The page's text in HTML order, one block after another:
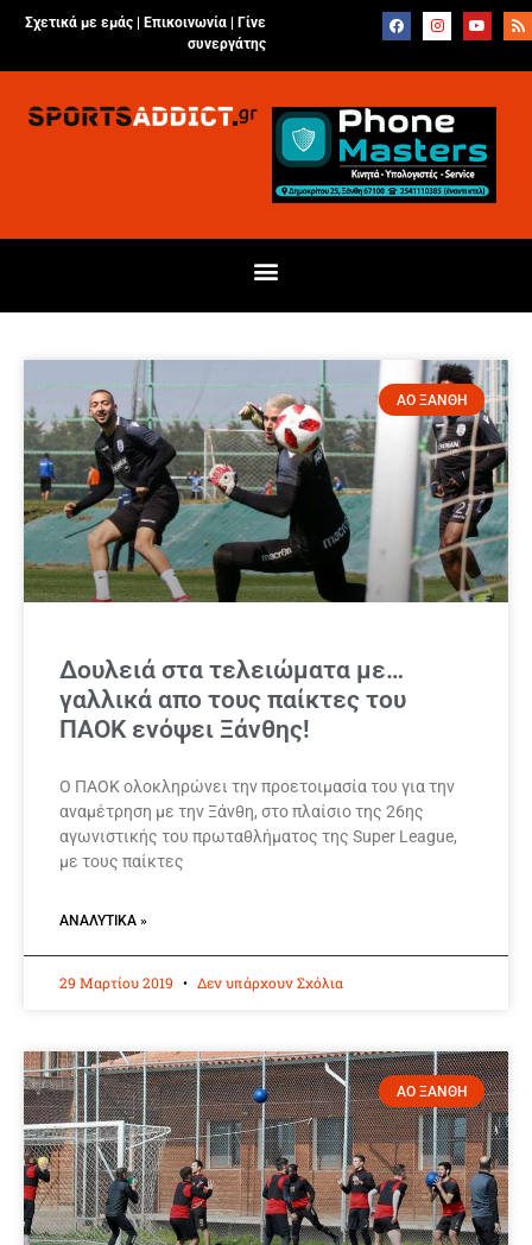
Σχετικά με εμάς | Επικοινωνία
Γίνε
συνεργάτης
ΑΟ ΞΑΝΘΗ
Δουλειά στα τελειώματα με…
γαλλικά απο τους παίκτες του
ΠΑΟΚ ενόψει Ξάνθης!
Ο ΠΑΟΚ ολοκληρώνει την προετοιμασία του για την
αναμέτρηση με την Ξάνθη, στο πλαίσιο της 26ης
αγωνιστικής του πρωταθλήματος της Super League,
με τους παίκτες
ΑΝΑΛΥΤΙΚΆ »
29 Μαρτίου 2019 Δεν υπάρχουν Σχόλια
ΑΟ ΞΑΝΘΗ